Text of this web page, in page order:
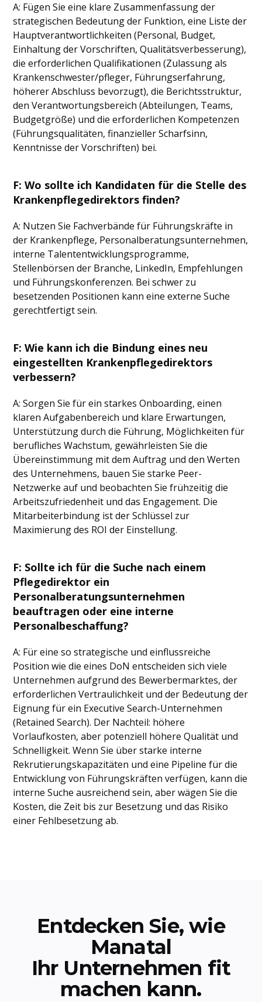
A: Fügen Sie eine klare Zusammenfassung der
strategischen Bedeutung der Funktion, eine Liste der
Hauptverantwortlichkeiten (Personal, Budget,
Einhaltung der Vorschriften, Qualitätsverbesserung),
die erforderlichen Qualifikationen (Zulassung als
Krankenschwester/pfleger, Führungserfahrung,
höherer Abschluss bevorzugt), die Berichtsstruktur,
den Verantwortungsbereich (Abteilungen, Teams,
Budgetgröße) und die erforderlichen Kompetenzen
(Führungsqualitäten, finanzieller Scharfsinn,
Kenntnisse der Vorschriften) bei.
F: Wo sollte ich Kandidaten für die Stelle des
Krankenpflegedirektors finden?
A: Nutzen Sie Fachverbände für Führungskräfte in
der Krankenpflege, Personalberatungsunternehmen,
interne Talententwicklungsprogramme,
Stellenbörsen der Branche, LinkedIn, Empfehlungen
und Führungskonferenzen. Bei schwer zu
besetzenden Positionen kann eine externe Suche
gerechtfertigt sein.
F:Wie kann ich die Bindung eines neu
eingestellten Krankenpflegedirektors
verbessern?
A: Sorgen Sie für ein starkes Onboarding, einen
klaren Aufgabenbereich und klare Erwartungen,
Unterstützung durch die Führung, Möglichkeiten für
berufliches Wachstum, gewährleisten Sie die
Übereinstimmung mit dem Auftrag und den Werten
des Unternehmens, bauen Sie starke Peer-
Netzwerke auf und beobachten Sie frühzeitig die
Arbeitszufriedenheit und das Engagement. Die
Mitarbeiterbindung ist der Schlüssel zur
Maximierung des ROI der Einstellung.
F: Sollte ich für die Suche nach einem
Pflegedirektor ein
Personalberatungsunternehmen
beauftragen oder eine interne
Personalbeschaffung?
A: Für eine so strategische und einflussreiche
Position wie die eines DoN entscheiden sich viele
Unternehmen aufgrund des Bewerbermarktes, der
erforderlichen Vertraulichkeit und der Bedeutung der
Eignung für ein Executive Search-Unternehmen
(Retained Search). Der Nachteil: höhere
Vorlaufkosten, aber potenziell höhere Qualität und
Schnelligkeit. Wenn Sie über starke interne
Rekrutierungskapazitäten und eine Pipeline für die
Entwicklung von Führungskräften verfügen, kann die
interne Suche ausreichend sein, aber wägen Sie die
Kosten, die Zeit bis zur Besetzung und das Risiko
einer Fehlbesetzung ab.
Entdecken Sie, wie
Manatal
Ihr Unternehmen fit
machen kann.